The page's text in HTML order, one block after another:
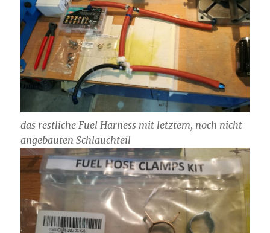
das restliche Fuel Harness mit letztem, noch nicht
angebautenSchlauchteil